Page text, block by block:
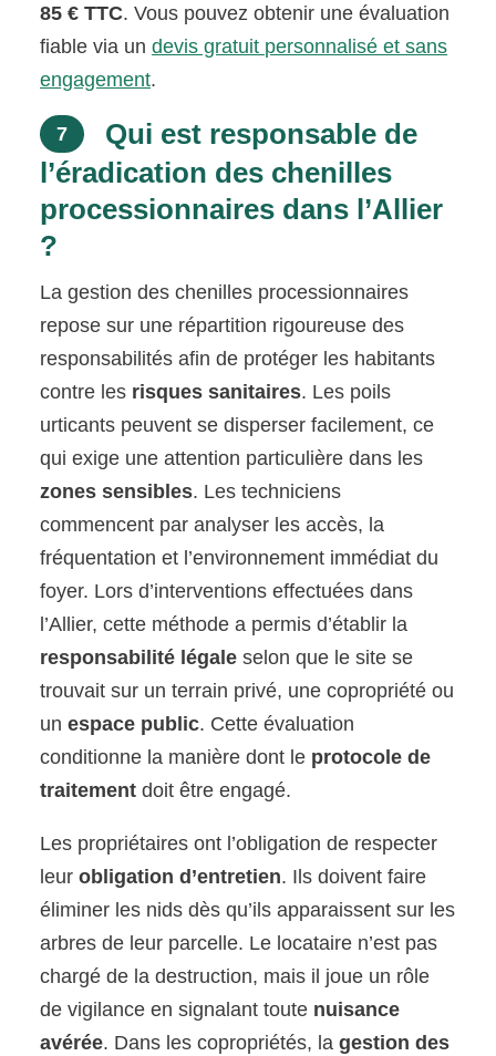
85 € TTC. Vous pouvez obtenir une évaluation
fiable via undevis gratuit personnalisé et sans
engagement.
7
Qui est responsable de
l’éradication des chenilles
processionnaires dans l’Allier
?
La gestion des chenilles processionnaires
repose sur une répartition rigoureuse des
responsabilités afin de protéger les habitants
contre les risques sanitaires. Les poils
urticants peuvent se disperser facilement, ce
qui exige une attention particulière dans les
zones sensibles. Les techniciens
commencent par analyser les accès, la
fréquentation et l’environnement immédiat du
foyer. Lors d’interventions effectuées dans
l’Allier, cette méthode a permis d’établir la
responsabilité légale selon que le site se
trouvait sur un terrain privé, une copropriété ou
unespace public. Cette évaluation
conditionne la manière dont le protocole de
traitement doit être engagé.
Les propriétaires ont l’obligation de respecter
leurobligation d’entretien. Ils doivent faire
éliminer les nids dès qu’ils apparaissent sur les
arbres de leur parcelle. Le locataire n’est pas
chargé de la destruction, mais il joue un rôle
de vigilance en signalant toute nuisance
avérée. Dans les copropriétés, lagestion des